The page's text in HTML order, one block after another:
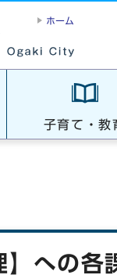
ホーム
子育て・教
】への